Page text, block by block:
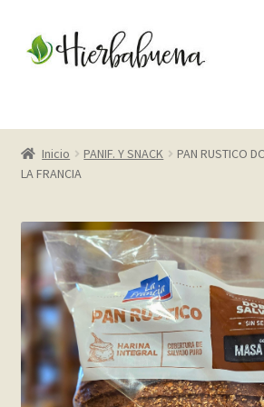
aal
Inicio
About Us
Blog
Carrito
Cart
Checkout
Inicio PANIF. Y SNACK
PAN RUSTICO
LA FRANCIA